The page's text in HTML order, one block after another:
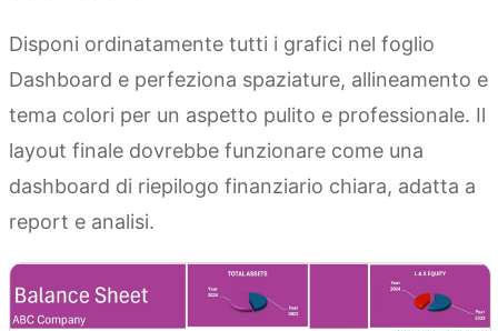
Disponi ordinatamente tutti i grafici nel foglio
Dashboard e perfeziona spaziature, allineamento e
tema colori per un aspetto pulito e professionale. Il
layout finale dovrebbe funzionare come una
dashboard di riepilogo finanziario chiara, adatta a
report e analisi.